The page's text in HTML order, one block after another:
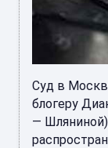
Суд в
блогеру
—